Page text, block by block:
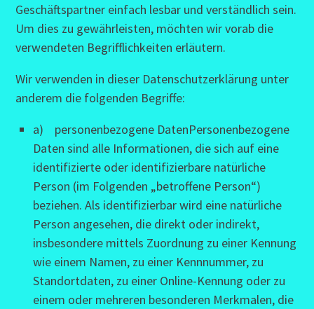
Geschäftspartner einfach lesbar und verständlich sein.
Um dies zu gewährleisten, möchten wir vorab die
verwendeten Begrifflichkeiten erläutern.
Wir verwenden in dieser Datenschutzerklärung unter
anderem die folgenden Begriffe:
a) personenbezogene DatenPersonenbezogene
Daten sind alle Informationen, die sich auf eine
identifizierte oder identifizierbare natürliche
Person (im Folgenden „betroffene Person“)
beziehen. Als identifizierbar wird eine natürliche
Person angesehen, die direkt oder indirekt,
insbesondere mittels Zuordnung zu einer Kennung
wie einem Namen, zu einer Kennnummer, zu
Standortdaten, zu einer Online-Kennung oder zu
einem oder mehreren besonderen Merkmalen, die